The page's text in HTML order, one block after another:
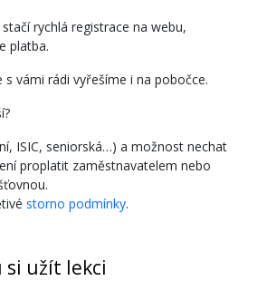
stačí rychlá registrace na webu,
platba.
s vámi rádi vyřešíme i na pobočce.
ISIC, seniorská…) a možnost nechat
proplatit zaměstnavatelem nebo
storno podmínky.
si užít lekci